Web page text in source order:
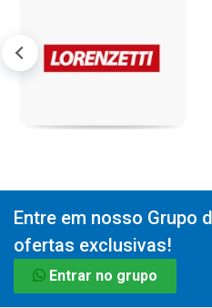
Entre em nosso Grupo
ofertas exclusivas!
Entrar no grupo